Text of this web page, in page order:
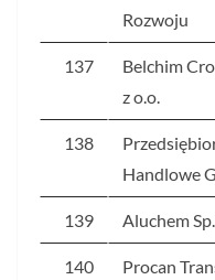
Rozwoju
137
Belchim
z o.o.
138
Handlowe
139 Aluchem
140 Procan